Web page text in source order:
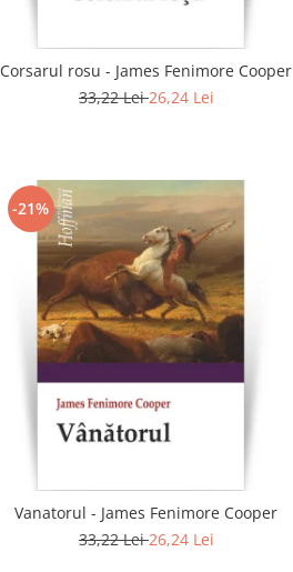
Corsarul rosu - James Fenimore Cooper
33,22 Lei26,24 Lei
-21%
Vanatorul - James Fenimore Cooper
33,22 Lei26,24 Lei